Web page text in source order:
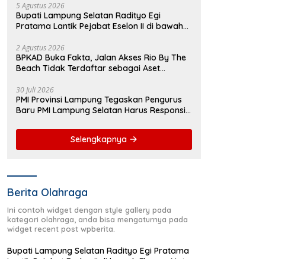
5 Agustus 2026
Bupati Lampung Selatan Radityo Egi
Pratama Lantik Pejabat Eselon II di bawah
2 Agustus 2026
BPKAD Buka Fakta, Jalan Akses Rio By The
Beach Tidak Terdaftar sebagai Aset
30 Juli 2026
PMI Provinsi Lampung Tegaskan Pengurus
Baru PMI Lampung Selatan Harus Responsif
Selengkapnya
Berita Olahraga
Ini contoh widget dengan style gallery pada
kategori olahraga, anda bisa mengaturnya pada
widget recent post wpberita.
Bupati Lampung Selatan Radityo Egi Pratama